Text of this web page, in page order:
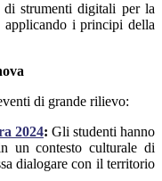
di strumenti digitali per la
applicando i principi della
di grande rilievo:
2024: Gli studenti hanno
un contesto culturale di
dialogare con il territorio